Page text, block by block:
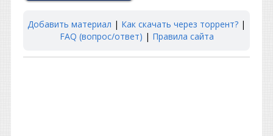
Добавить материал | Как скачать через торрент? |
FAQ (вопрос/ответ) | Правила сайта